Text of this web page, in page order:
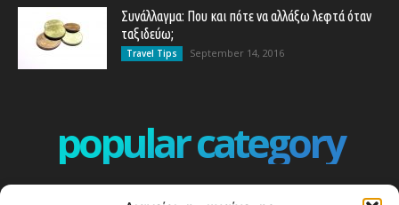
Συνάλλαγμα: Που και πότε να αλλάξω λεφτά όταν
ταξιδεύω;
Travel Tips September 14, 2016
popular category